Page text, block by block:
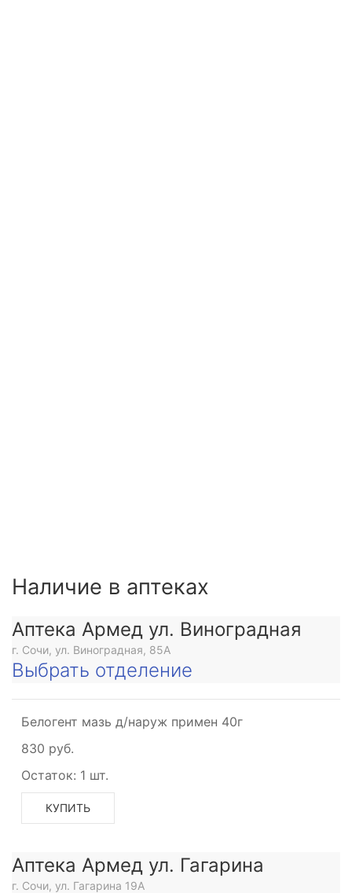
Наличие в аптеках
Аптека Армед ул. Виноградная
г. Сочи, ул. Виноградная, 85А
Выбрать отделение
Белогент мазь д/наруж примен 40г
830 руб.
Остаток: 1 шт.
КУПИТЬ
Аптека Армед ул. Гагарина
г. Сочи, ул. Гагарина 19А